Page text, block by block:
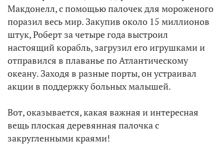
Макдонелл, с помощью палочек для мороженого
поразил весь мир. Закупив около 15 миллионов
штук, Роберт за четыре года выстроил
настоящий корабль, загрузил его игрушками и
отправился в плаванье по Атлантическому
океану. Заходя в разные порты, он устраивал
акции в поддержку больных малышей.
Вот, оказывается, какая важная и интересная
вещь плоская деревянная палочка с
закругленными краями!